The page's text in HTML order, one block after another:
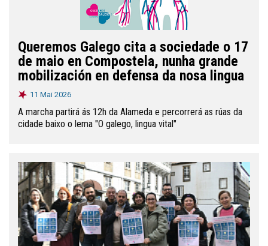
Queremos Galego cita a sociedade o 17
de maio en Compostela, nunha grande
mobilización en defensa da nosa lingua
11 Mai 2026
A marcha partirá ás 12h da Alameda e percorrerá as rúas da
cidade baixo o lema "O galego, lingua vital"